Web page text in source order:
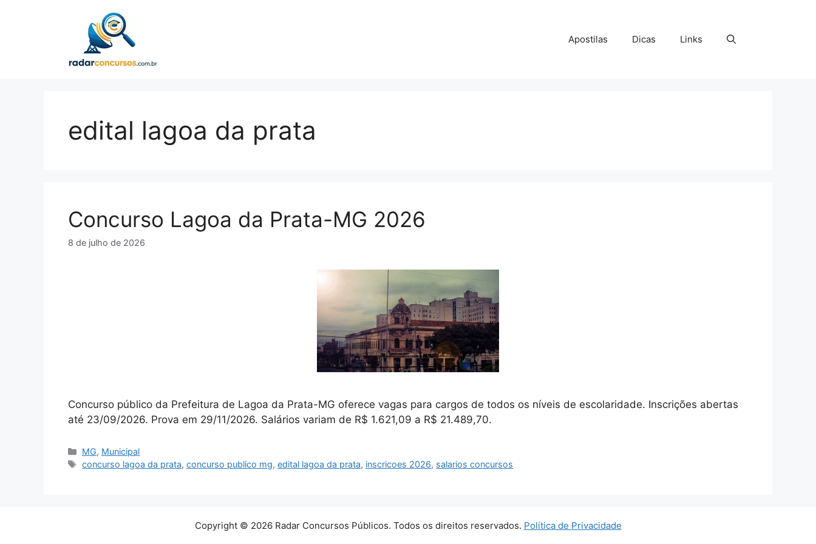
Apostilas Dicas Links
edital lagoa da prata
Concurso Lagoa da Prata-MG 2026
8 de julho de 2026
Concurso público da Prefeitura de Lagoa da Prata-MG oferece vagas para cargos de todos os níveis de escolaridade. Inscrições abertas
até 23/09/2026. Prova em 29/11/2026. Salários variam de R$ 1.621,09 a R$ 21.489,70.
Categorias
MG, Municipal
Tags
concurso lagoa da prata,concurso publico mg,edital lagoa da prata, inscricoes 2026, salarios concursos
Copyright © 2026 Radar Concursos Públicos. Todos os direitos reservados. Política de Privacidade